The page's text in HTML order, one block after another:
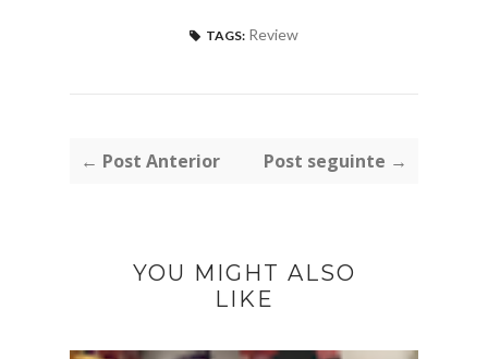
TAGS: Review
← Post Anterior Post seguinte →
YOU MIGHT ALSO
LIKE